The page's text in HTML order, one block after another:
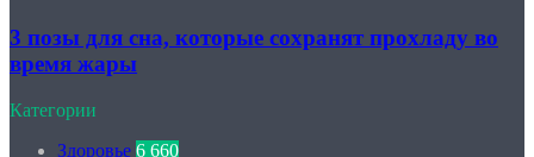
3 позы для сна, которые сохранят прохладу во
время жары
Категории
Здоровье 6 660